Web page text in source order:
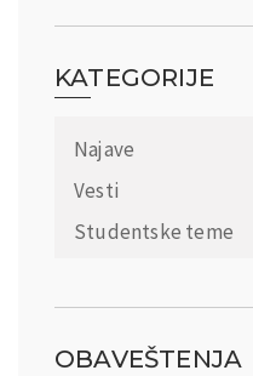
KATEGORIJE
Najave
Vesti
Studentske teme
OBAVEŠTENJA